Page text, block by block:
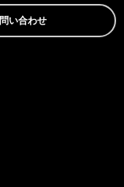
い合わせ